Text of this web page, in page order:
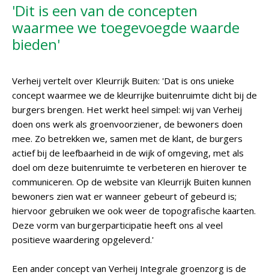
'Dit is een van de concepten
waarmee we toegevoegde waarde
bieden'
Verheij vertelt over Kleurrijk Buiten: 'Dat is ons unieke
concept waarmee we de kleurrijke buitenruimte dicht bij de
burgers brengen. Het werkt heel simpel: wij van Verheij
doen ons werk als groenvoorziener, de bewoners doen
mee. Zo betrekken we, samen met de klant, de burgers
actief bij de leefbaarheid in de wijk of omgeving, met als
doel om deze buitenruimte te verbeteren en hierover te
communiceren. Op de website van Kleurrijk Buiten kunnen
bewoners zien wat er wanneer gebeurt of gebeurd is;
hiervoor gebruiken we ook weer de topografische kaarten.
Deze vorm van burgerparticipatie heeft ons al veel
positieve waardering opgeleverd.'
Een ander concept van Verheij Integrale groenzorg is de